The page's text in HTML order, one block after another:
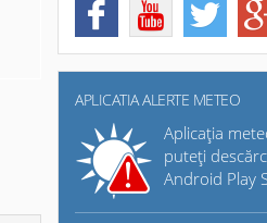
APLICATIA ALERTE METEO
Aplicaţia
puteţi
Android Play